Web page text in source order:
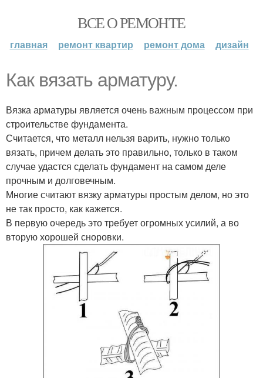
ВСЕ О РЕМОНТЕ
главная ремонт квартир ремонт дома дизайн
Как вязать арматуру.
Вязка арматуры является очень важным процессом при
строительстве фундамента.
Считается, что металл нельзя варить, нужно только
вязать, причем делать это правильно, только в таком
случае удастся сделать фундамент на самом деле
прочным и долговечным.
Многие считают вязку арматуры простым делом, но это
не так просто, как кажется.
В первую очередь это требует огромных усилий, а во
вторую хорошей сноровки.